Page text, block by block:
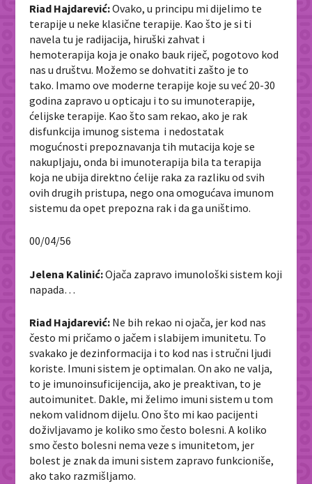
Riad Hajdarević:Ovako, u principu mi dijelimo te
terapije u neke klasične terapije. Kao što je si ti
navela tu je radijacija, hiruški zahvat i
hemoterapija koja je onako bauk riječ, pogotovo kod
nas u društvu. Možemo se dohvatiti zašto je to
tako. Imamo ove moderne terapije koje su već 20-30
godina zapravo u opticaju i to su imunoterapije,
ćelijske terapije. Kao što sam rekao, ako je rak
disfunkcija imunog sistema i nedostatak
mogućnosti prepoznavanja tih mutacija koje se
nakupljaju, onda bi imunoterapija bila ta terapija
koja ne ubija direktno ćelije raka za razliku od svih
ovih drugih pristupa, nego ona omogućava imunom
sistemu da opet prepozna rak i da ga uništimo.
00/04/56
Jelena Kalinić:Ojača zapravo imunološki sistem koji
napada…
Riad Hajdarević: Ne bih rekao ni ojača, jer kod nas
često mi pričamo o jačem i slabijem imunitetu. To
svakako je dezinformacija i to kod nas i stručni ljudi
koriste. Imuni sistem je optimalan. On ako ne valja,
to je imunoinsuficijencija, ako je preaktivan, to je
autoimunitet. Dakle, mi želimo imuni sistem u tom
nekom validnom dijelu. Ono što mi kao pacijenti
doživljavamo je koliko smo često bolesni. A koliko
smo često bolesni nema veze s imunitetom, jer
bolest je znak da imuni sistem zapravo funkcioniše,
ako tako razmišljamo.